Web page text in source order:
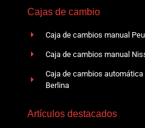
Cajas de cambio
Caja de cambios manual
Caja de cambios manual
Caja de cambios
Berlina
Artículos destacados